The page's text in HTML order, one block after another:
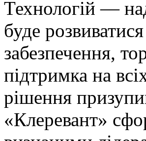
Технологій —
буде
забезпечення,
підтримка на
рішення
«Клеревант»